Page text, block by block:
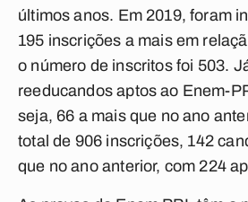
últimos anos. Em 2019, foram
195 inscrições a mais em
o número de inscritos foi 503.
reeducandos aptos ao Enem-
seja, 66 a mais que no ano
total de 906 inscrições, 142
que no ano anterior, com 224